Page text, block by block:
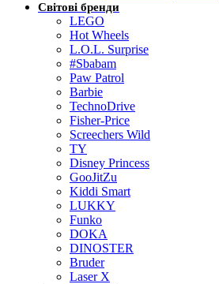
Світові бренди
LEGO
Hot Wheels
L.O.L. Surprise
#Sbabam
Paw Patrol
Barbie
TechnoDrive
Fisher-Price
Screechers Wild
TY
Disney Princess
GooJitZu
Kiddi Smart
LUKKY
Funko
DOKA
DINOSTER
Bruder
Laser X